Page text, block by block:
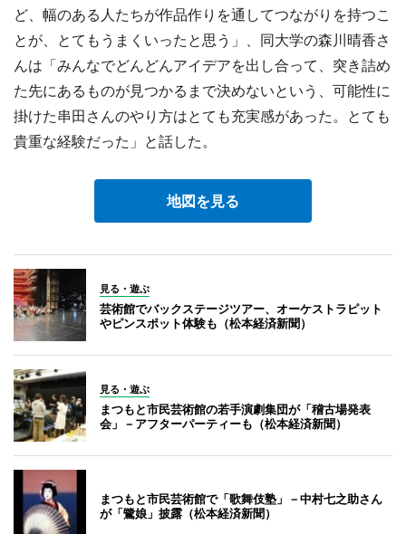
ど、幅のある人たちが作品作りを通してつながりを持つこ
とが、とてもうまくいったと思う」、同大学の森川晴香さ
んは「みんなでどんどんアイデアを出し合って、突き詰め
た先にあるものが見つかるまで決めないという、可能性に
掛けた串田さんのやり方はとても充実感があった。とても
貴重な経験だった」と話した。
地図を見る
見る・遊ぶ
芸術館でバックステージツアー、オーケストラピット
やピンスポット体験も（松本経済新聞）
見る・遊ぶ
まつもと市民芸術館の若手演劇集団が「稽古場発表
会」－アフターパーティーも（松本経済新聞）
まつもと市民芸術館で「歌舞伎塾」－中村七之助さん
が「鷺娘」披露（松本経済新聞）